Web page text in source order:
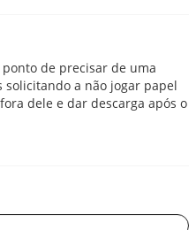
de precisar de uma
solicitando a não jogar papel
dele e dar descarga após o